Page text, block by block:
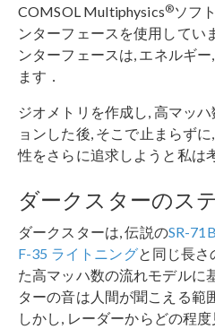
COMSOL Multiphysics®ソフ
ンターフェースを使用してい
ンターフェースは, エネルギ
ます．
ジオメトリを作成し, 高マッ
ョンした後, そこで止まらず
性をさらに追求しようと私は
ダークスターのス
ダークスターは, 伝説のSR-
F-35 ライトニングと同じ長さ
た高マッハ数の流れモデルに
ターの音は人間が聞こえる範
しかし, レーダーからどの程